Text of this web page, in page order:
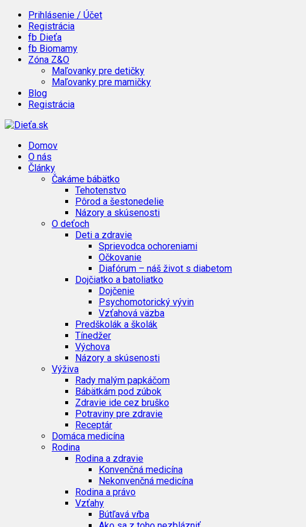
Prihlásenie / Účet
Registrácia
fb Dieťa
fb Biomamy
Zóna Z&O
Maľovanky pre detičky
Maľovanky pre mamičky
Blog
Registrácia
Domov
O nás
Články
Čakáme bábätko
Tehotenstvo
Pôrod a šestonedelie
Názory a skúsenosti
O deťoch
Deti a zdravie
Sprievodca ochoreniami
Očkovanie
Diafórum – náš život s diabetom
Dojčiatko a batoliatko
Dojčenie
Psychomotorický vývin
Vzťahová väzba
Predškolák a školák
Tínedžer
Výchova
Názory a skúsenosti
Výživa
Rady malým papkáčom
Bábätkám pod zúbok
Zdravie ide cez bruško
Potraviny pre zdravie
Receptár
Domáca medicína
Rodina
Rodina a zdravie
Konvenčná medicína
Nekonvenčná medicína
Rodina a právo
Vzťahy
Bútľavá vŕba